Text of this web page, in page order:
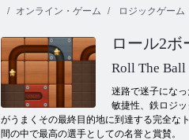
テンキーボール
オンライン・ゲーム ロジックゲーム
ロール2
Roll The Ball
迷路で迷子にな
敏捷性、鉄ロジ
がうまくその最終目的地に到達する完全な
間の中で最高の選手としての名誉と賞賛。